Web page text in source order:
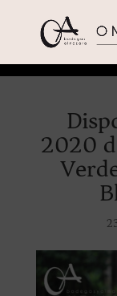
2020